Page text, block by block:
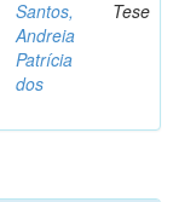
Santos,
Andreia
Patrícia
dos
Tese